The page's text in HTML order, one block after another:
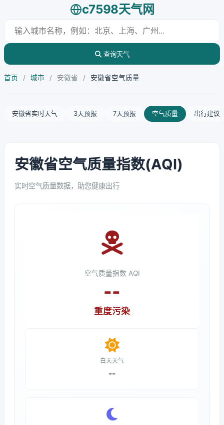
c7598天气网
查询天气
首页 / 城市 / 安徽省 / 安徽省空气质量
安徽省实时天气 3天预报 7天预报 空气质量 出行建议
安徽省空气质量指数(AQI)
实时空气质量数据，助您健康出行
空气质量指数 AQI
--
重度污染
白天天气
--